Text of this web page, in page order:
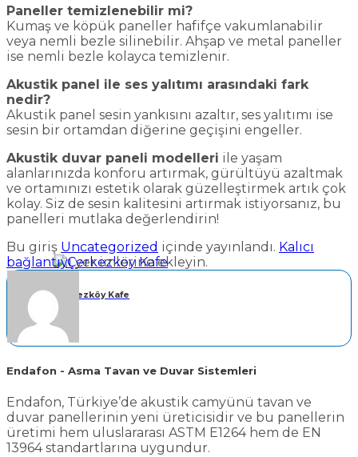
Çerkezköy Kafe
Paneller temizlenebilir mi?
Kumaş ve köpük paneller hafifçe vakumlanabilir
veya nemli bezle silinebilir. Ahşap ve metal paneller
ise nemli bezle kolayca temizlenir.
Akustik panel ile ses yalıtımı arasındaki fark
nedir?
Akustik panel sesin yankısını azaltır, ses yalıtımı ise
sesin bir ortamdan diğerine geçişini engeller.
Akustik duvar paneli modelleri ile yaşam
alanlarınızda konforu artırmak, gürültüyü azaltmak
ve ortamınızı estetik olarak güzelleştirmek artık çok
kolay. Siz de sesin kalitesini artırmak istiyorsanız, bu
panelleri mutlaka değerlendirin!
Bu giriş Uncategorized içinde yayınlandı. Kalıcı
bağlantıyıyer imlerine ekleyin.
Endafon - Asma Tavan ve Duvar Sistemleri
Endafon, Türkiye’de akustik camyünü tavan ve
duvar panellerinin yeni üreticisidir ve bu panellerin
üretimi hem uluslararası ASTM E1264 hem de EN
13964 standartlarına uygundur.